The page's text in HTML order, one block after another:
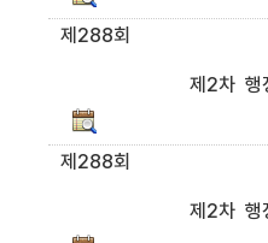
제288회
제2차 행
제288회
제2차 행